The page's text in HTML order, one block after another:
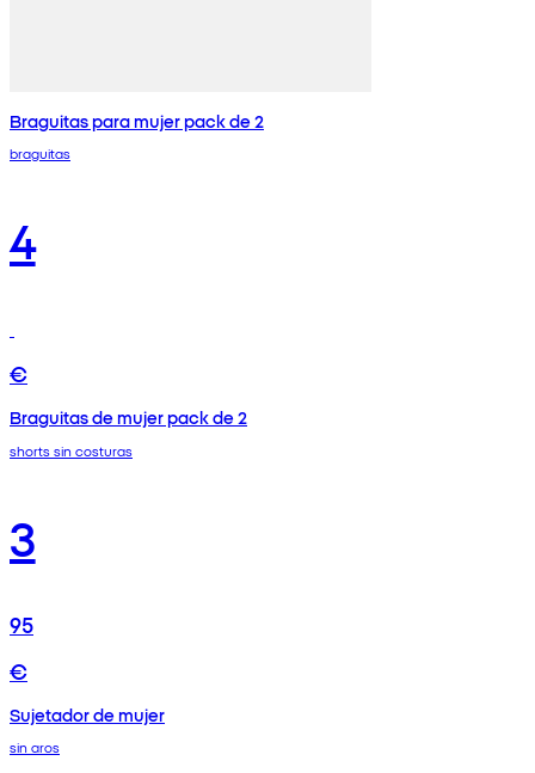
Braguitas para mujer pack de 2
braguitas
4
€
Braguitas de mujer pack de 2
shorts sin costuras
3
95
€
Sujetador de mujer
sin aros